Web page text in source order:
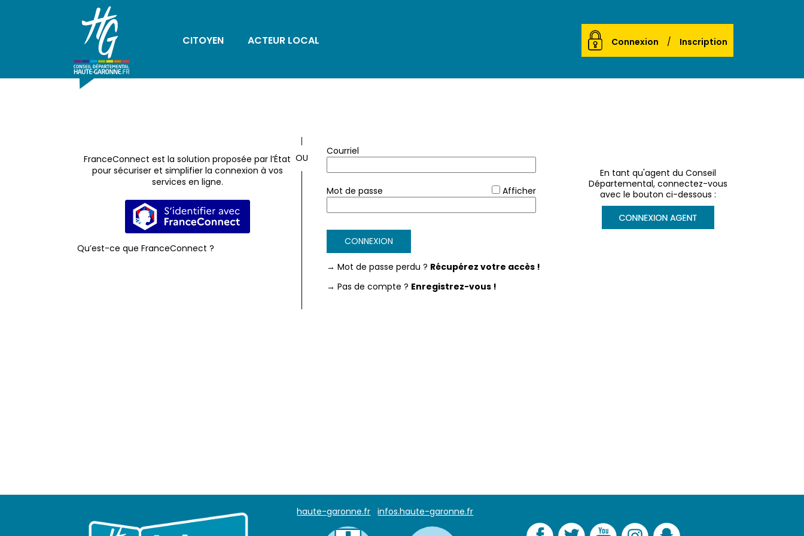
Connexion Inscription
CITOYEN ACTEUR LOCAL
En tant qu'agent du Conseil
Départemental, connectez-vous
avec le bouton ci-dessous :
FranceConnect est la solution proposée par l’État
pour sécuriser et simplifier la connexion à vos
services en ligne.
S’identifier avec FranceConnect
Qu’est-ce que FranceConnect ?
Courriel
Mot de passe Afficher
CONNEXION
→ Mot de passe perdu ? Récupérez votre accès !
→ Pas de compte ? Enregistrez-vous !
haute-garonne.fr infos.haute-garonne.fr